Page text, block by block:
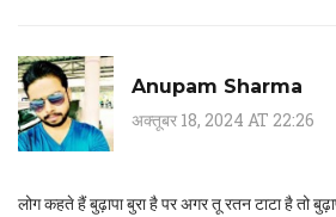
Anupam Sharma
अक्तूबर 18, 2024 AT 22:26
लोग कहते हैं बुढ़ापा बुरा है पर अगर तू रतन टाटा है तो